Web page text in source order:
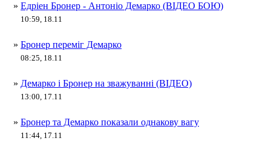
» Едріен Бронер - Антоніо Демарко (ВІДЕО БОЮ)
10:59, 18.11
» Бронер переміг Демарко
08:25, 18.11
» Демарко і Бронер на зважуванні (ВІДЕО)
13:00, 17.11
» Бронер та Демарко показали однакову вагу
11:44, 17.11